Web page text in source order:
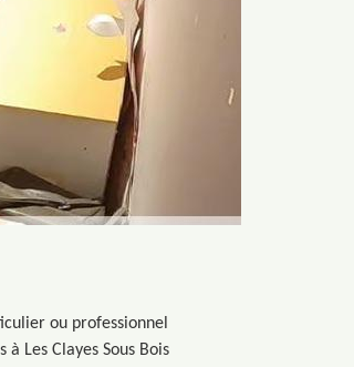
ou professionnel
Les Clayes Sous Bois